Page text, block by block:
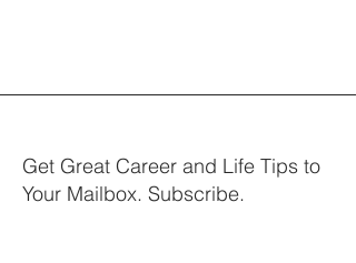
Get Great Career and Life Tips to
Your Mailbox. Subscribe.